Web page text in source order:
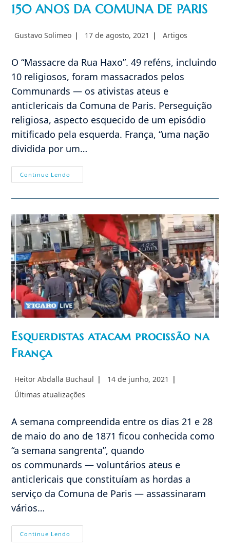
150 ANOS DA COMUNA DE PARIS
Autor
Gustavo Solimeo
Post
17 de agosto, 2021
Categoria
Artigos
O “Massacre da Rua Haxo”. 49 reféns, incluindo
10 religiosos, foram massacrados pelos
Communards — os ativistas ateus e
anticlericais da Comuna de Paris. Perseguição
religiosa, aspecto esquecido de um episódio
mitificado pela esquerda. França, “uma nação
dividida por um…
Continue Lendo
ANOS
Esquerdistas atacam procissão na
França
Autor
do
post:
Heitor Abdalla Buchaul
Post
14 de junho, 2021
Categoria
Últimas atualizações
A semana compreendida entre os dias 21 e 28
de maio do ano de 1871 ficou conhecida como
“a semana sangrenta”, quando
os communards — voluntários ateus e
anticlericais que constituíam as hordas a
serviço da Comuna de Paris — assassinaram
vários…
Continue Lendo
Atacam